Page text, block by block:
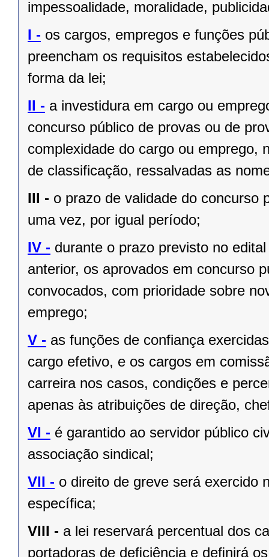
impessoalidade, moralidade,
I - os cargos, empregos e funções
preencham os requisitos
forma da lei;
II - a investidura em cargo ou
concurso público de provas ou de
complexidade do cargo ou emprego,
de classificação, ressalvadas as
III - o prazo de validade do concurso
uma vez, por igual período;
IV - durante o prazo previsto no
anterior, os aprovados em concurso
convocados, com prioridade sobre
emprego;
V - as funções de confiança
cargo efetivo, e os cargos em
carreira nos casos, condições e
apenas às atribuições de direção,
VI - é garantido ao servidor público
associação sindical;
VII - o direito de greve será exercido
específica;
VIII - a lei reservará percentual dos
portadoras de deﬁciência e deﬁnirá